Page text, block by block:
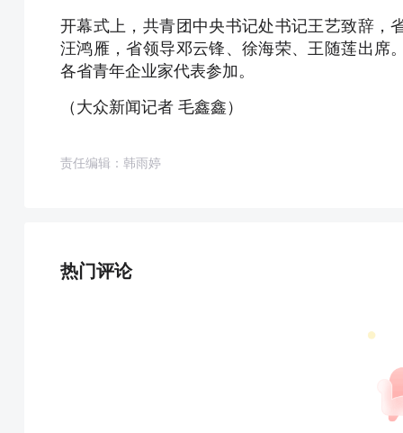
开幕式上，共青团中央书记处书记王艺致辞，
汪鸿雁，省领导邓云锋、徐海荣、王随莲出席
各省青年企业家代表参加。
（大众新闻记者 毛鑫鑫）
责任编辑：韩雨婷
热门评论